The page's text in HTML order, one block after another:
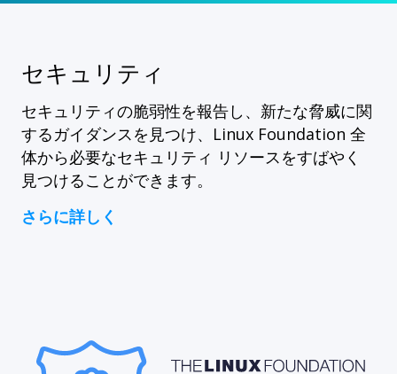
セキュリティ
セキュリティの脆弱性を報告し、新たな脅威に関
するガイダンスを見つけ、Linux Foundation 全
体から必要なセキュリティ リソースをすばやく
見つけることができます。
さらに詳しく